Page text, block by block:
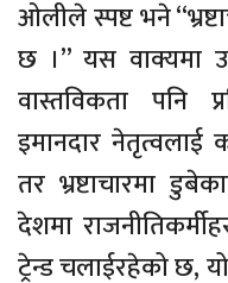
ओलीले स्पष्ट भने
छ ।” यस वाक्यमा
वास्तविकता पनि
इमानदार नेतृत्वलाई
तर भ्रष्टाचारमा
देशमा
ट्रेन्ड चलाईरहेको छ,